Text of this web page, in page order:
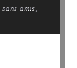
amis,